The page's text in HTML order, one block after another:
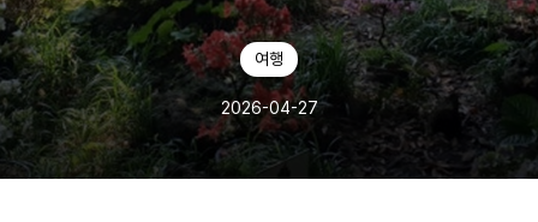
여행
2026-04-27